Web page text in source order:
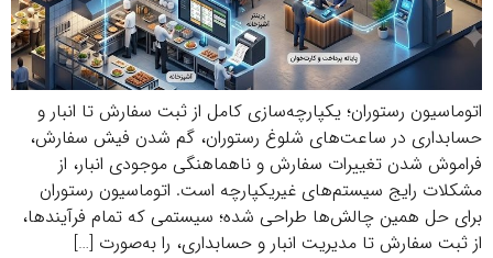
اتوماسیون رستوران؛ یکپارچه‌سازی کامل از ثبت سفارش تا انبار و
حسابداری در ساعت‌های شلوغ رستوران، گم شدن فیش سفارش،
فراموش شدن تغییرات سفارش و ناهماهنگی موجودی انبار، از
مشکلات رایج سیستم‌های غیریکپارچه است. اتوماسیون رستوران
برای حل همین چالش‌ها طراحی شده؛ سیستمی که تمام فرآیندها،
از ثبت سفارش تا مدیریت انبار و حسابداری، را به‌صورت […]